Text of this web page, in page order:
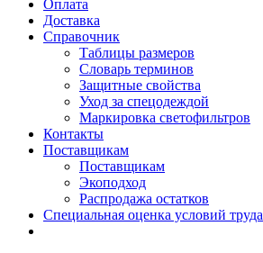
Оплата
Доставка
Справочник
Таблицы размеров
Словарь терминов
Защитные свойства
Уход за спецодеждой
Маркировка светофильтров
Контакты
Поставщикам
Поставщикам
Экоподход
Распродажа остатков
Специальная оценка условий труда